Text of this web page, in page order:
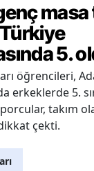
masa
5.
öğrencileri,
erkeklerde 5.
takım
çekti.